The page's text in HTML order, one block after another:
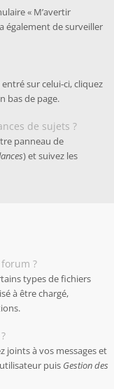
« M’avertir
également de surveiller
sur celui-ci, cliquez
bas de page.
de sujets ?
panneau de
) et suivez les
?
types de fichiers
à être chargé,
joints à vos messages et
puis Gestion des